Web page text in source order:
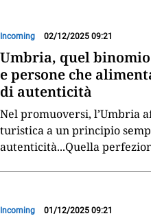
Incoming 02/12/2025 09:21
Umbria, quel
e persone che
di autenticità
Nel promuoversi, l’Umbria
turistica a un principio
autenticità...Quella
Incoming 01/12/2025 09:21